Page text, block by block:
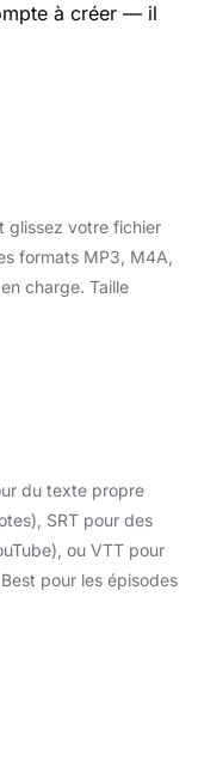
à créer — il
glissez votre fichier
formats MP3, M4A,
charge. Taille
du texte propre
SRT pour des
ou VTT pour
pour les épisodes